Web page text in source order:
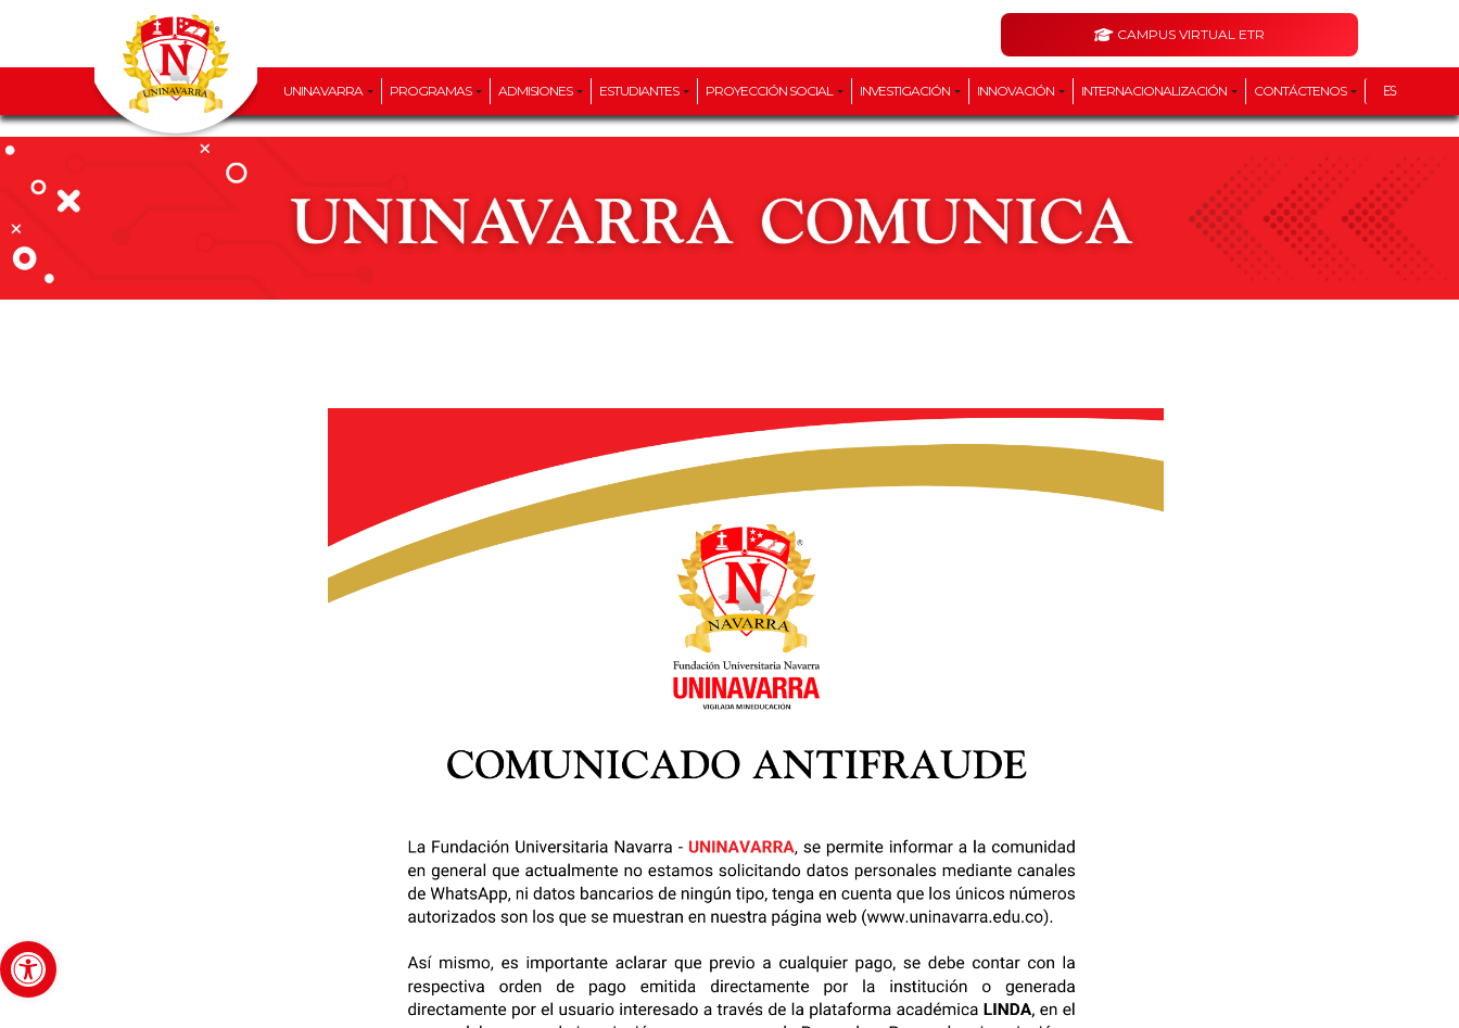
Abrir barra de herramientas
CAMPUS VIRTUAL ETR
UNINAVARRA PROGRAMAS ADMISIONES ESTUDIANTES PROYECCIÓN SOCIAL INVESTIGACIÓN INNOVACIÓN INTERNACIONALIZACIÓN CONTÁCTENOS ES